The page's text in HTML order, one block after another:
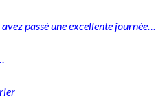
avez passé une excellente journée…